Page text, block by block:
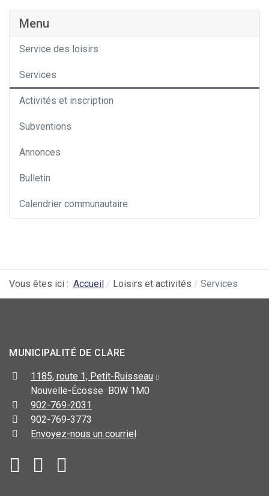
Menu
Service des loisirs
Services
Activités et inscription
Subventions
Annonces
Bulletin
Calendrier communautaire
Vous êtes ici : Accueil Loisirs et activités Services
MUNICIPALITÉ DE CLARE
1185, route 1, Petit-Ruisseau
Nouvelle-Écosse B0W 1M0
902-769-2031
902-769-3773
Envoyez-nous un courriel